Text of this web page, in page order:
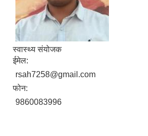
स्वास्थ्य संयोजक
ईमेल:
rsah7258@gmail.com
फोन:
9860083996